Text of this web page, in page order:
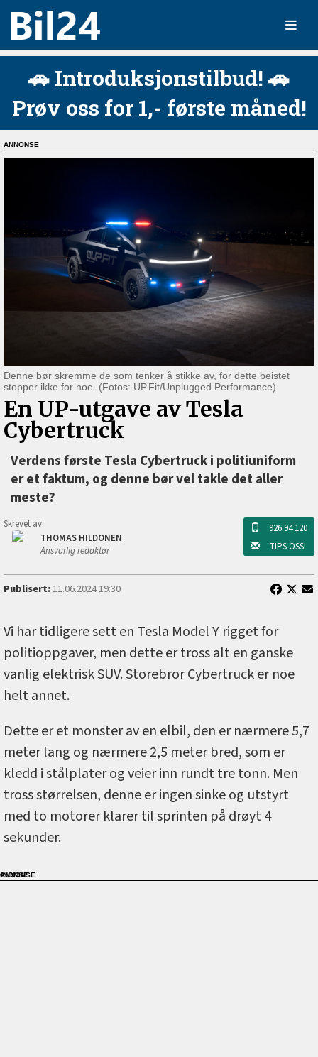
🚗 Introduksjonstilbud! 🚗
Prøv oss for 1,- første måned!
Denne bør skremme de som tenker å stikke av, for dette beistet
stopper ikke for noe. (Fotos: UP.Fit/Unplugged Performance)
En UP-utgave av Tesla
Cybertruck
Verdens første Tesla Cybertruck i politiuniform
er et faktum, og denne bør vel takle det aller
meste?
Skrevet av
THOMAS HILDONEN
Ansvarlig redaktør
926 94 120
TIPS OSS!
Publisert:11.06.2024 19:30
Vi har tidligere sett en Tesla Model Y rigget for
politioppgaver, men dette er tross alt en ganske
vanlig elektrisk SUV. Storebror Cybertruck er noe
helt annet.
Dette er et monster av en elbil, den er nærmere 5,7
meter lang og nærmere 2,5 meter bred, som er
kledd i stålplater og veier inn rundt tre tonn. Men
tross størrelsen, denne er ingen sinke og utstyrt
med to motorer klarer til sprinten på drøyt 4
sekunder.